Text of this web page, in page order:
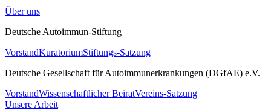
Über uns
Deutsche Autoimmun-Stiftung
VorstandKuratoriumStiftungs-Satzung
Deutsche Gesellschaft für Autoimmunerkrankungen (DGfAE) e.V.
VorstandWissenschaftlicher BeiratVereins-Satzung
Unsere Arbeit